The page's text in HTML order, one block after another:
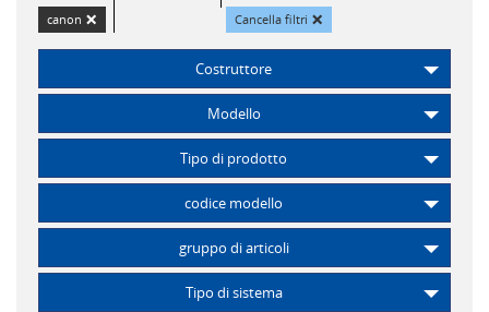
canon × Cancella filtri ×
Costruttore
Modello
Tipo di prodotto
codice modello
gruppo di articoli
Tipo di sistema